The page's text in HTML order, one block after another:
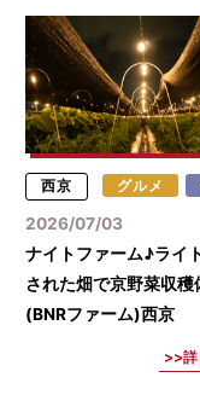
西京 グルメ
2026/07/03
ナイトファーム♪ライ
された畑で京野菜収穫
(BNRファーム)西京